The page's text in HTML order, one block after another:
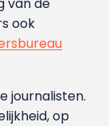
ook
journalisten.
op